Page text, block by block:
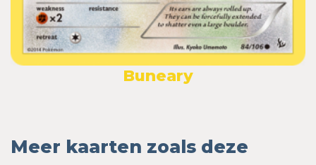
Buneary
Meer kaarten zoals deze